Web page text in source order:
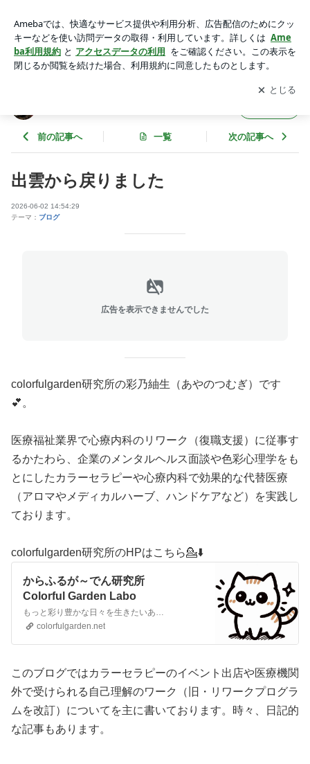
究所のブログアプリをダウンロードして ブログの更新通知
を受け取りまし
ょう。
開く
前の記事へ 一覧 次の記事へ
出雲から戻りました
2026-06-02 14:54:29
テーマ： ブログ
広告を表示できませんでした
colorfulgarden研究所の彩乃紬生（あやのつむぎ）です
💕。
医療福祉業界で心療内科のリワーク（復職支援）に従事す
るかたわら、企業のメンタルヘルス面談や色彩心理学をも
とにしたカラーセラピーや心療内科で効果的な代替医療
（アロマやメディカルハーブ、ハンドケアなど）を実践し
ております。
colorfulgarden研究所のHPはこちら💁⬇️
からふるが～でん研究所
Colorful Garden Labo
もっと彩り豊かな日々を生きたいあなたに…
colorfulgarden.net
このブログではカラーセラピーのイベント出店や医療機関
外で受けられる自己理解のワーク（旧・リワークプログラ
ムを改訂）についてを主に書いております。時々、日記的
な記事もあります。